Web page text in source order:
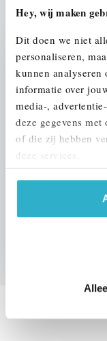
Hey, wij maken
Dit doen we niet
personaliseren,
kunnen analyseren
informatie over
media-,
deze gegevens
of die zij hebben
deze services.
UW AUTO
DEZE ZIJN